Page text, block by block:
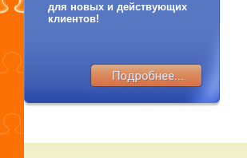
для новых и действующих
клиентов!